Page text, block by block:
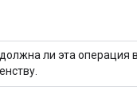
ли эта операция